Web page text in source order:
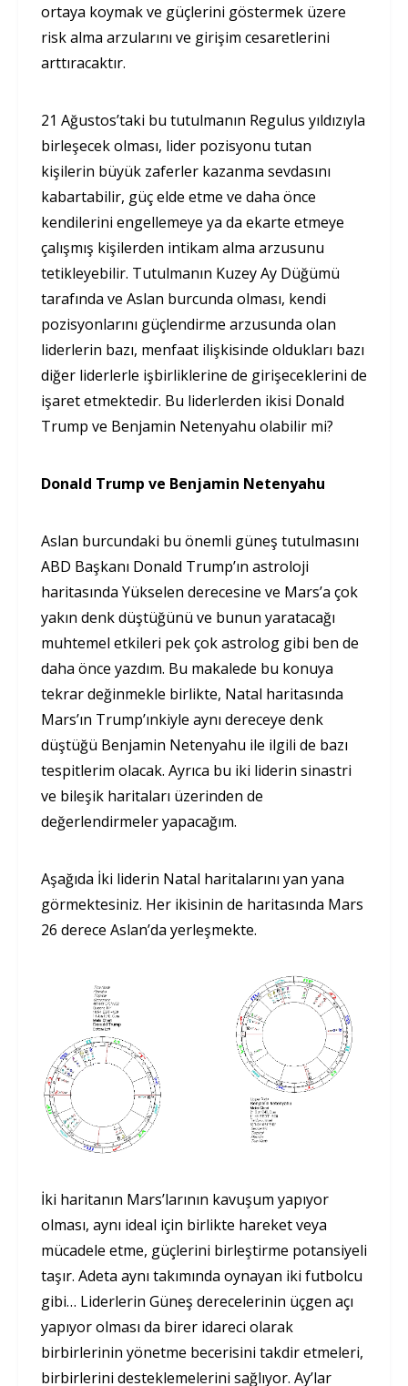
ortaya koymak ve güçlerini göstermek üzere
risk alma arzularını ve girişim cesaretlerini
arttıracaktır.
21 Ağustos’taki bu tutulmanın Regulus yıldızıyla
birleşecek olması, lider pozisyonu tutan
kişilerin büyük zaferler kazanma sevdasını
kabartabilir, güç elde etme ve daha önce
kendilerini engellemeye ya da ekarte etmeye
çalışmış kişilerden intikam alma arzusunu
tetikleyebilir. Tutulmanın Kuzey Ay Düğümü
tarafında ve Aslan burcunda olması, kendi
pozisyonlarını güçlendirme arzusunda olan
liderlerin bazı, menfaat ilişkisinde oldukları bazı
diğer liderlerle işbirliklerine de girişeceklerini de
işaret etmektedir. Bu liderlerden ikisi Donald
Trump ve Benjamin Netenyahu olabilir mi?
Donald Trump ve Benjamin Netenyahu
Aslan burcundaki bu önemli güneş tutulmasını
ABD Başkanı Donald Trump’ın astroloji
haritasında Yükselen derecesine ve Mars’a çok
yakın denk düştüğünü ve bunun yaratacağı
muhtemel etkileri pek çok astrolog gibi ben de
daha önce yazdım. Bu makalede bu konuya
tekrar değinmekle birlikte, Natal haritasında
Mars’ın Trump’ınkiyle aynı dereceye denk
düştüğü Benjamin Netenyahu ile ilgili de bazı
tespitlerim olacak. Ayrıca bu iki liderin sinastri
ve bileşik haritaları üzerinden de
değerlendirmeler yapacağım.
Aşağıda İki liderin Natal haritalarını yan yana
görmektesiniz. Her ikisinin de haritasında Mars
26 derece Aslan’da yerleşmekte.
İki haritanın Mars’larının kavuşum yapıyor
olması, aynı ideal için birlikte hareket veya
mücadele etme, güçlerini birleştirme potansiyeli
taşır. Adeta aynı takımında oynayan iki futbolcu
gibi… Liderlerin Güneş derecelerinin üçgen açı
yapıyor olması da birer idareci olarak
birbirlerinin yönetme becerisini takdir etmeleri,
birbirlerini desteklemelerini sağlıyor. Ay’lar